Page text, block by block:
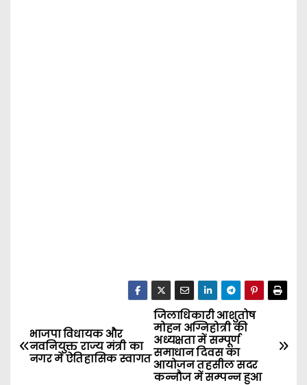
P
o
जिलाधिकारी आशुतोष
मोहन अग्निहोत्री की
अध्यक्षता में सम्पूर्ण
समाधान दिवस का
आयोजन तहसील सदर
कन्नौज में सम्पन्न हुआ
भाजपा विधायक और
नवनियुक्त राज्य मंत्री का
नगर में ऐतिहासिक स्वागत